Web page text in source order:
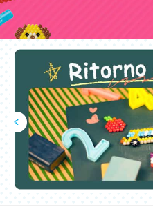
Cos'è Aquabeads?
Video
Per i genitori